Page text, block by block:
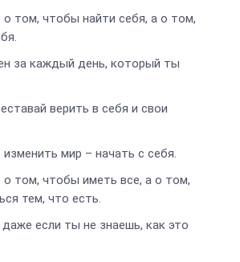
том, чтобы найти себя, а о том,
за каждый день, который ты
верить в себя и свои
мир – начать с себя.
том, чтобы иметь все, а о том,
тем, что есть.
даже если ты не знаешь, как это